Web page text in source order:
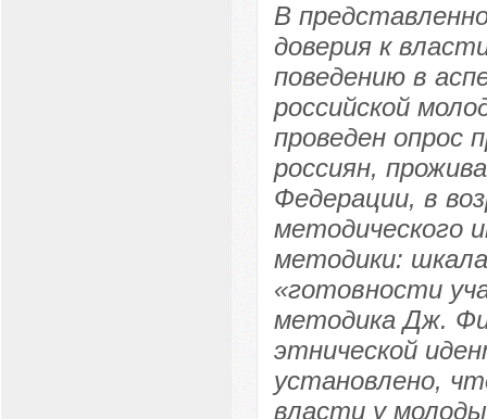
В
доверия к
поведению в
российской
проведен опрос
россиян,
Федерации, в
методического
методики:
«готовности
методика Дж.
этнической
установлено,
власти у